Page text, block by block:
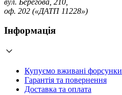
оф. 202 («ДАТП 11228»)
Інформація
Купуємо вживані форсунки
Гарантія та повернення
Доставка та оплата